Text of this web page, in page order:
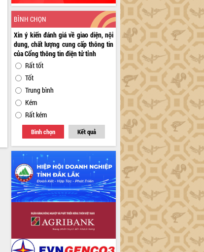
BÌNH CHỌN
Xin ý kiến đánh giá về giao diện, nội
dung, chất lượng cung cấp thông tin
của Cổng thông tin điện tử tỉnh
Rất tốt
Tốt
Trung bình
Kém
Rất kém
Bình chọn Kết quả